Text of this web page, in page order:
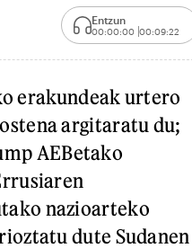
Entzun
00:00:00 00:09:22
erakundeak urtero
argitaratu du;
AEBetako
nazioarteko
dute Sudanen